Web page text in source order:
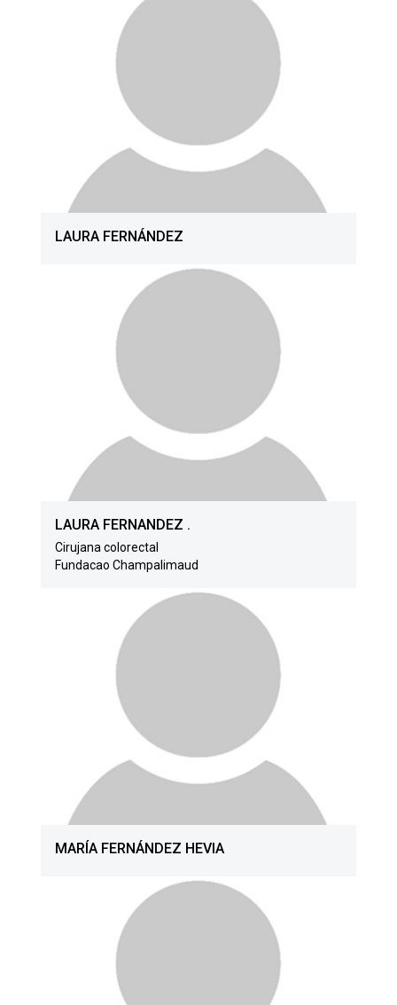
LAURA FERNÁNDEZ
LAURA FERNANDEZ .
Cirujana colorectal
Fundacao Champalimaud
MARÍA FERNÁNDEZ HEVIA